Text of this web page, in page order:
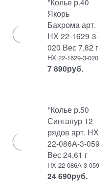
Якорь
Бахрома арт.
НХ 22-1629-3-
020 Вес 7,82 г
НХ 22-1629-3-020
7 890руб.
*Колье р.50
Сингапур 12
рядов арт. НХ
22-086А-3-059
Вес 24,61 г
НХ 22-086А-3-059
24 690руб.